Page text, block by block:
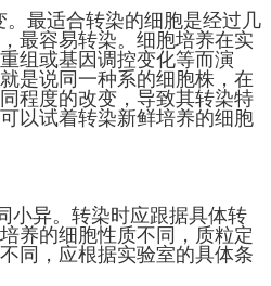
最适合转染的细胞是经过几
最容易转染。细胞培养在实
组或基因调控变化等而演
是说同一种系的细胞株，在
程度的改变，导致其转染特
以试着转染新鲜培养的细胞
异。转染时应跟据具体转
养的细胞性质不同，质粒定
同，应根据实验室的具体条